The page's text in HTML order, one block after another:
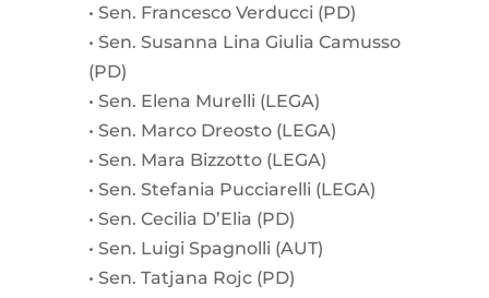
•⁠ ⁠Sen. Francesco Verducci (PD)
•⁠ ⁠Sen. Susanna Lina Giulia Camusso
(PD)
•⁠ ⁠Sen. Elena Murelli (LEGA)
•⁠ ⁠Sen. Marco Dreosto (LEGA)
•⁠ ⁠Sen. Mara Bizzotto (LEGA)
•⁠ ⁠Sen. Stefania Pucciarelli (LEGA)
•⁠ ⁠Sen. Cecilia D’Elia (PD)
•⁠ ⁠Sen. Luigi Spagnolli (AUT)
•⁠ ⁠Sen. Tatjana Rojc (PD)